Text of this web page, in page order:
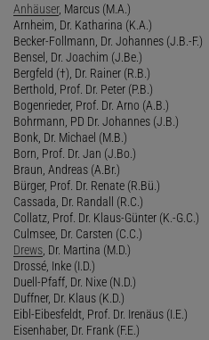
Anhäuser, Marcus (M.A.)
Arnheim, Dr. Katharina (K.A.)
Becker-Follmann, Dr. Johannes (J.B.-F.)
Bensel, Dr. Joachim (J.Be.)
Bergfeld (†), Dr. Rainer (R.B.)
Berthold, Prof. Dr. Peter (P.B.)
Bogenrieder, Prof. Dr. Arno (A.B.)
Bohrmann, PD Dr. Johannes (J.B.)
Bonk, Dr. Michael (M.B.)
Born, Prof. Dr. Jan (J.Bo.)
Braun, Andreas (A.Br.)
Bürger, Prof. Dr. Renate (R.Bü.)
Cassada, Dr. Randall (R.C.)
Collatz, Prof. Dr. Klaus-Günter (K.-G.C.)
Culmsee, Dr. Carsten (C.C.)
Drews , Dr. Martina (M.D.)
Drossé, Inke (I.D.)
Duell-Pfaff, Dr. Nixe (N.D.)
Duffner, Dr. Klaus (K.D.)
Eibl-Eibesfeldt, Prof. Dr. Irenäus (I.E.)
Eisenhaber, Dr. Frank (F.E.)